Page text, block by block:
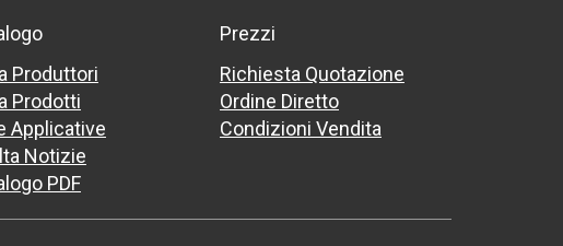
Produttori
Prodotti
Applicative
Notizie
PDF
Prezzi
Richiesta Quotazione
Ordine Diretto
Condizioni Vendita